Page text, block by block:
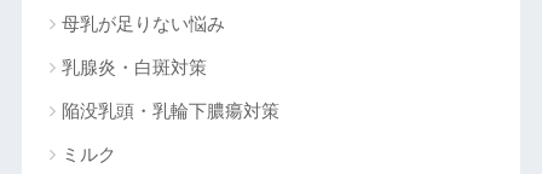
母乳が足りない悩み
乳腺炎・白斑対策
陥没乳頭・乳輪下膿瘍対策
ミルク